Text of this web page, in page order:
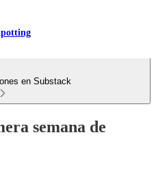
en Substack
semana de